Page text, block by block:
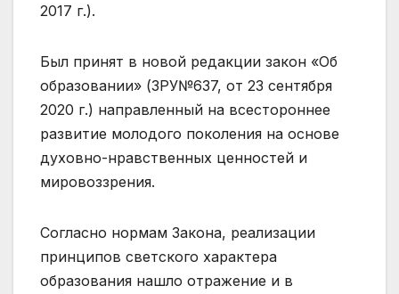
2017 г.).
Был принят в новой редакции закон «Об
образовании» (ЗРУ№637, от 23 сентября
2020 г.) направленный на всестороннее
развитие молодого поколения на основе
духовно-нравственных ценностей и
мировоззрения.
Согласно нормам Закона, реализации
принципов светского характера
образования нашло отражение и в